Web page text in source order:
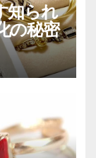
知られ
の秘密